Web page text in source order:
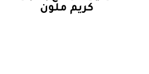
كريم ملون